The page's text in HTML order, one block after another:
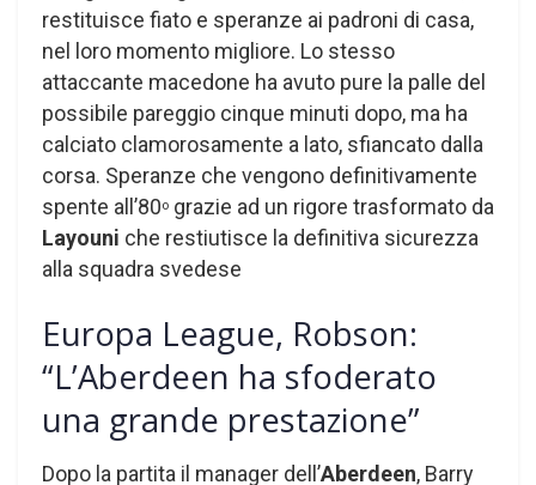
restituisce fiato e speranze ai padroni di casa,
nel loro momento migliore. Lo stesso
attaccante macedone ha avuto pure la palle del
possibile pareggio cinque minuti dopo, ma ha
calciato clamorosamente a lato, sfiancato dalla
corsa. Speranze che vengono definitivamente
spente all’80o grazie ad un rigore trasformato da
Layouni che restiutisce la definitiva sicurezza
alla squadra svedese
Europa League, Robson:
“L’Aberdeen ha sfoderato
una grande prestazione”
Dopo la partita il manager dell’Aberdeen, Barry